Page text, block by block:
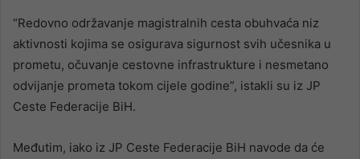
“Redovno održavanje magistralnih cesta obuhvaća niz
aktivnosti kojima se osigurava sigurnost svih učesnika u
prometu, očuvanje cestovne infrastrukture i nesmetano
odvijanje prometa tokom cijele godine”, istakli su iz JP
Ceste Federacije BiH.
Međutim, iako iz JP Ceste Federacije BiH navode da će